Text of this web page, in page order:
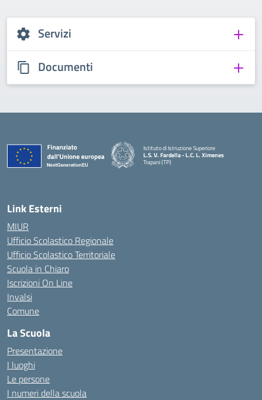
Servizi
Documenti
Istituto di Istruzione Superiore
L.S. V. Fardella - L.C. L. Ximenes
Trapani (TP)
Link Esterni
MIUR
Ufficio Scolastico Regionale
Ufficio Scolastico Territoriale
Scuola in Chiaro
Iscrizioni On Line
Invalsi
Comune
La Scuola
Presentazione
I luoghi
Le persone
I numeri della scuola